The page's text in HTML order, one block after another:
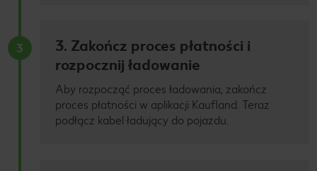
3
3. Zakończ proces płatności i
rozpocznij ładowanie
Aby rozpocząć proces ładowania, zakończ
proces płatności w aplikacji Kaufland. Teraz
podłącz kabel ładujący do pojazdu.